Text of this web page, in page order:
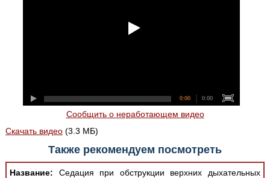
0:00 0:00
Сообщить о неработающем видео
Скачать видео(3.3 МБ)
Также рекомендуем посмотреть
Название: Седация при обструкции верхних дыхательных